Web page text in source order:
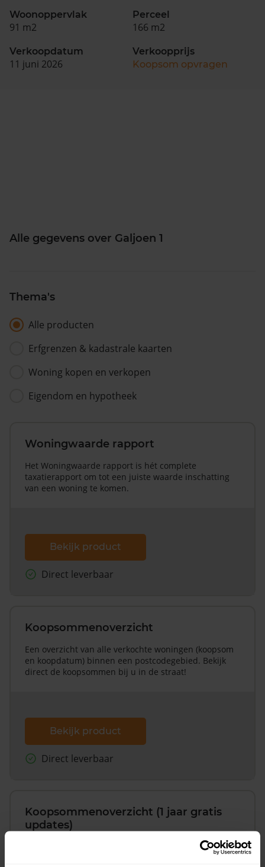
Woonoppervlak
91 m2
Perceel
166 m2
Verkoopdatum
11 juni 2026
Verkoopprijs
Koopsom opvragen
Alle gegevens over Galjoen 1
Thema's
Alle producten
Erfgrenzen & kadastrale kaarten
Woning kopen en verkopen
Eigendom en hypotheek
Woningwaarde rapport
Het Woningwaarde rapport is hét complete
taxatierapport om tot een juiste waarde inschatting
van een woning te komen.
Bekijk product
Direct leverbaar
Koopsommenoverzicht
Een overzicht van alle verkochte woningen (koopsom
en koopdatum) binnen een postcodegebied. Bekijk
direct de koopsommen bij u in de straat!
Bekijk product
Direct leverbaar
Koopsommenoverzicht (1 jaar gratis
updates)